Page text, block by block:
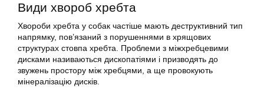
Види хвороб хребта
Хвороби хребта у собак частіше мають деструктивний тип
напрямку, пов’язаний з порушеннями в хрящових
структурах стовпа хребта. Проблеми з міжхребцевими
дисками називаються дископатіями і призводять до
звужень простору між хребцями, а ще провокують
мінералізацію дисків.